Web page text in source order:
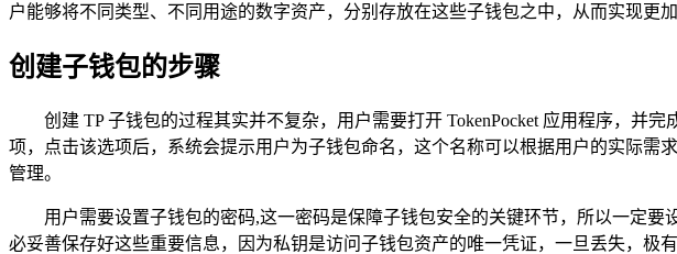
户能够将不同类型、不同用途的数字资产，分别存放在这些子钱包之中，从而实现更
创建子钱包的步骤
创建 TP 子钱包的过程其实并不复杂，用户需要打开 TokenPocket 应用程序，并
项，点击该选项后，系统会提示用户为子钱包命名，这个名称可以根据用户的实际需
管理。
用户需要设置子钱包的密码,这一密码是保障子钱包安全的关键环节，所以一定
必妥善保存好这些重要信息，因为私钥是访问子钱包资产的唯一凭证，一旦丢失，极